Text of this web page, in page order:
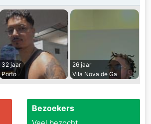
32 jaar
Porto
26 jaar
Vila Nova de Ga
Bezoekers